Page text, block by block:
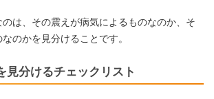
のは、その震えが病気によるものなのか、そ
のかを見分けることです。
見分けるチェックリスト